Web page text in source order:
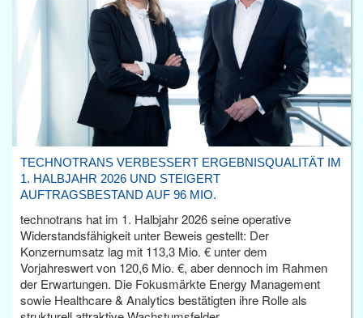
TECHNOTRANS VERBESSERT ERGEBNISQUALITÄT IM
1. HALBJAHR 2026 UND STEIGERT
AUFTRAGSBESTAND AUF 96 MIO.
technotrans hat im 1. Halbjahr 2026 seine operative
Widerstandsfähigkeit unter Beweis gestellt: Der
Konzernumsatz lag mit 113,3 Mio. € unter dem
Vorjahreswert von 120,6 Mio. €, aber dennoch im Rahmen
der Erwartungen. Die Fokusmärkte Energy Management
sowie Healthcare & Analytics bestätigten ihre Rolle als